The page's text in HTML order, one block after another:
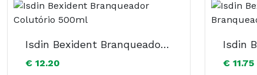
Isdin Bexident Branqueador Colutório 500ml
€ 12.20 € 11.75